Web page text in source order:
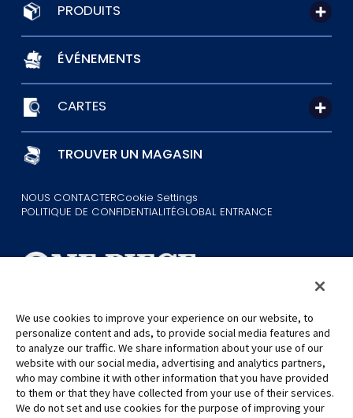
PRODUITS
ÉVÉNEMENTS
CARTES
TROUVER UN MAGASIN
NOUS CONTACTERCookie Settings
POLITIQUE DE CONFIDENTIALITÉGLOBAL ENTRANCE
©Eiichiro Oda/Shueisha
©Eiichiro Oda/Shueisha, Toei Animation
Toutes les images, textes et données de ce site web ne peuvent être
reproduits sans autorisation.
We use cookies to improve your experience on our website, to
personalize content and ads, to provide social media features and
to analyze our traffic. We share information about your use of our
website with our social media, advertising and analytics partners,
who may combine it with other information that you have provided
to them or that they have collected from your use of their services.
We do not set and use cookies for the purpose of improving your